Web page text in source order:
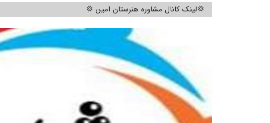
💢لینک کانال مشاوره هنرستان امین 💢